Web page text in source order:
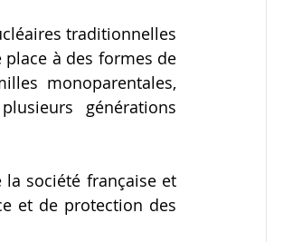
traditionnelles
à des formes de
monoparentales,
générations
société française et
et de protection des